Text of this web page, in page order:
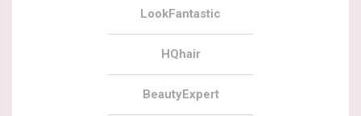
LookFantastic
HQhair
BeautyExpert